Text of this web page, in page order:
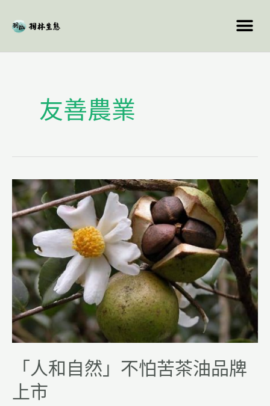
要
友善農業
「人和自然」不怕苦茶油品牌
上市
「人
和
自
然」
不
怕
苦
茶
油
品
牌